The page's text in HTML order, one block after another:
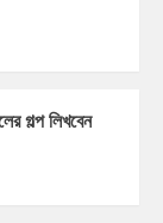
গল্প লিখবেন